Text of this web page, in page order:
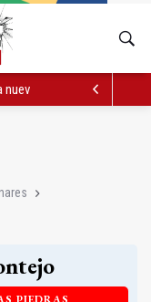
jornada de Orgullo